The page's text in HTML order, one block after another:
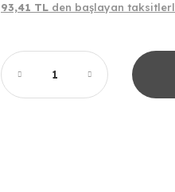
93,41 TL den başlayan